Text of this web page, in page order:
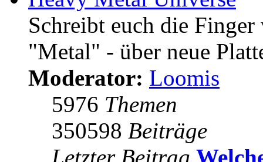
Schreibt euch die
"Metal" - über neue
Moderator: Loomis
5976 Themen
350598 Beiträge
Letzter Beitrag